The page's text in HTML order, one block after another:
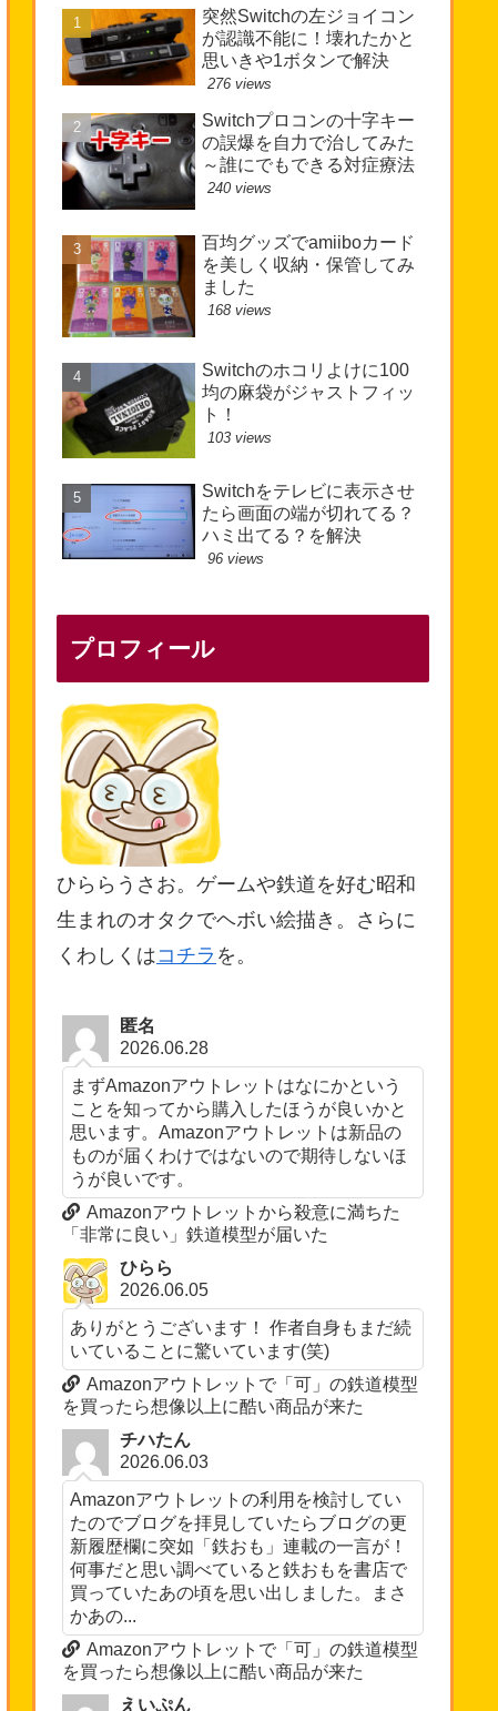
突然Switchの左ジョイコン
が認識不能に！壊れたかと
思いきや1ボタンで解決
276 views
Switchプロコンの十字キー
の誤爆を自力で治してみた
～誰にでもできる対症療法
240 views
百均グッズでamiiboカード
を美しく収納・保管してみ
ました
168 views
Switchのホコリよけに100
均の麻袋がジャストフィッ
ト！
103 views
Switchをテレビに表示させ
たら画面の端が切れてる？
ハミ出てる？を解決
96 views
プロフィール
ひららうさお。ゲームや鉄道を好む昭和
生まれのオタクでヘボい絵描き。さらに
くわしくはコチラ を。
匿名
2026.06.28
まずAmazonアウトレットはなにかという
ことを知ってから購入したほうが良いかと
思います。Amazonアウトレットは新品の
ものが届くわけではないので期待しないほ
うが良いです。
Amazonアウトレットから殺意に満ちた
「非常に良い」鉄道模型が届いた
ひらら
2026.06.05
ありがとうございます！ 作者自身もまだ続
いていることに驚いています(笑)
Amazonアウトレットで「可」の鉄道模型
を買ったら想像以上に酷い商品が来た
チハたん
2026.06.03
Amazonアウトレットの利用を検討してい
たのでブログを拝見していたらブログの更
新履歴欄に突如「鉄おも」連載の一言が！
何事だと思い調べていると鉄おもを書店で
買っていたあの頃を思い出しました。まさ
かあの...
Amazonアウトレットで「可」の鉄道模型
を買ったら想像以上に酷い商品が来た
えいぷん